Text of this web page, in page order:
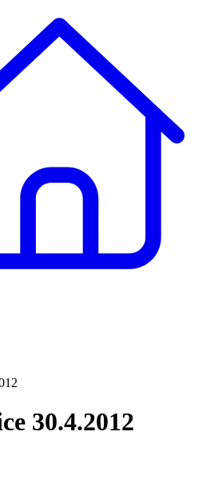
30.4.2012